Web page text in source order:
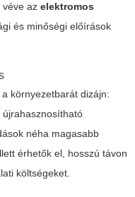
véve az elektromos
és minőségi előírások
környezetbarát dizájn:
néha magasabb
érhetők el, hosszú távon
költségeket.